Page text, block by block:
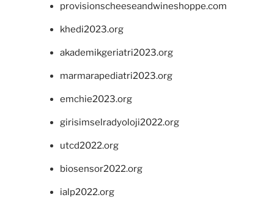
provisionscheeseandwineshoppe.com
khedi2023.org
akademikgeriatri2023.org
marmarapediatri2023.org
emchie2023.org
girisimselradyoloji2022.org
utcd2022.org
biosensor2022.org
ialp2022.org